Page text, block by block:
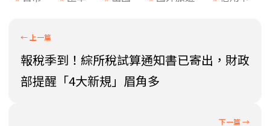
報稅季到！綜所稅試算通知書已寄出，財政
部提醒「4大新規」眉角多